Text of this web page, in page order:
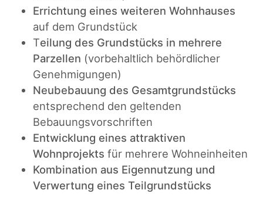
Errichtung eines weiteren Wohnhauses
auf dem Grundstück
Teilung des Grundstücks in mehrere
Parzellen (vorbehaltlich behördlicher
Genehmigungen)
Neubebauung des Gesamtgrundstücks
entsprechend den geltenden
Bebauungsvorschriften
Entwicklung eines attraktiven
Wohnprojekts für mehrere Wohneinheiten
Kombination aus Eigennutzung und
Verwertung eines Teilgrundstücks